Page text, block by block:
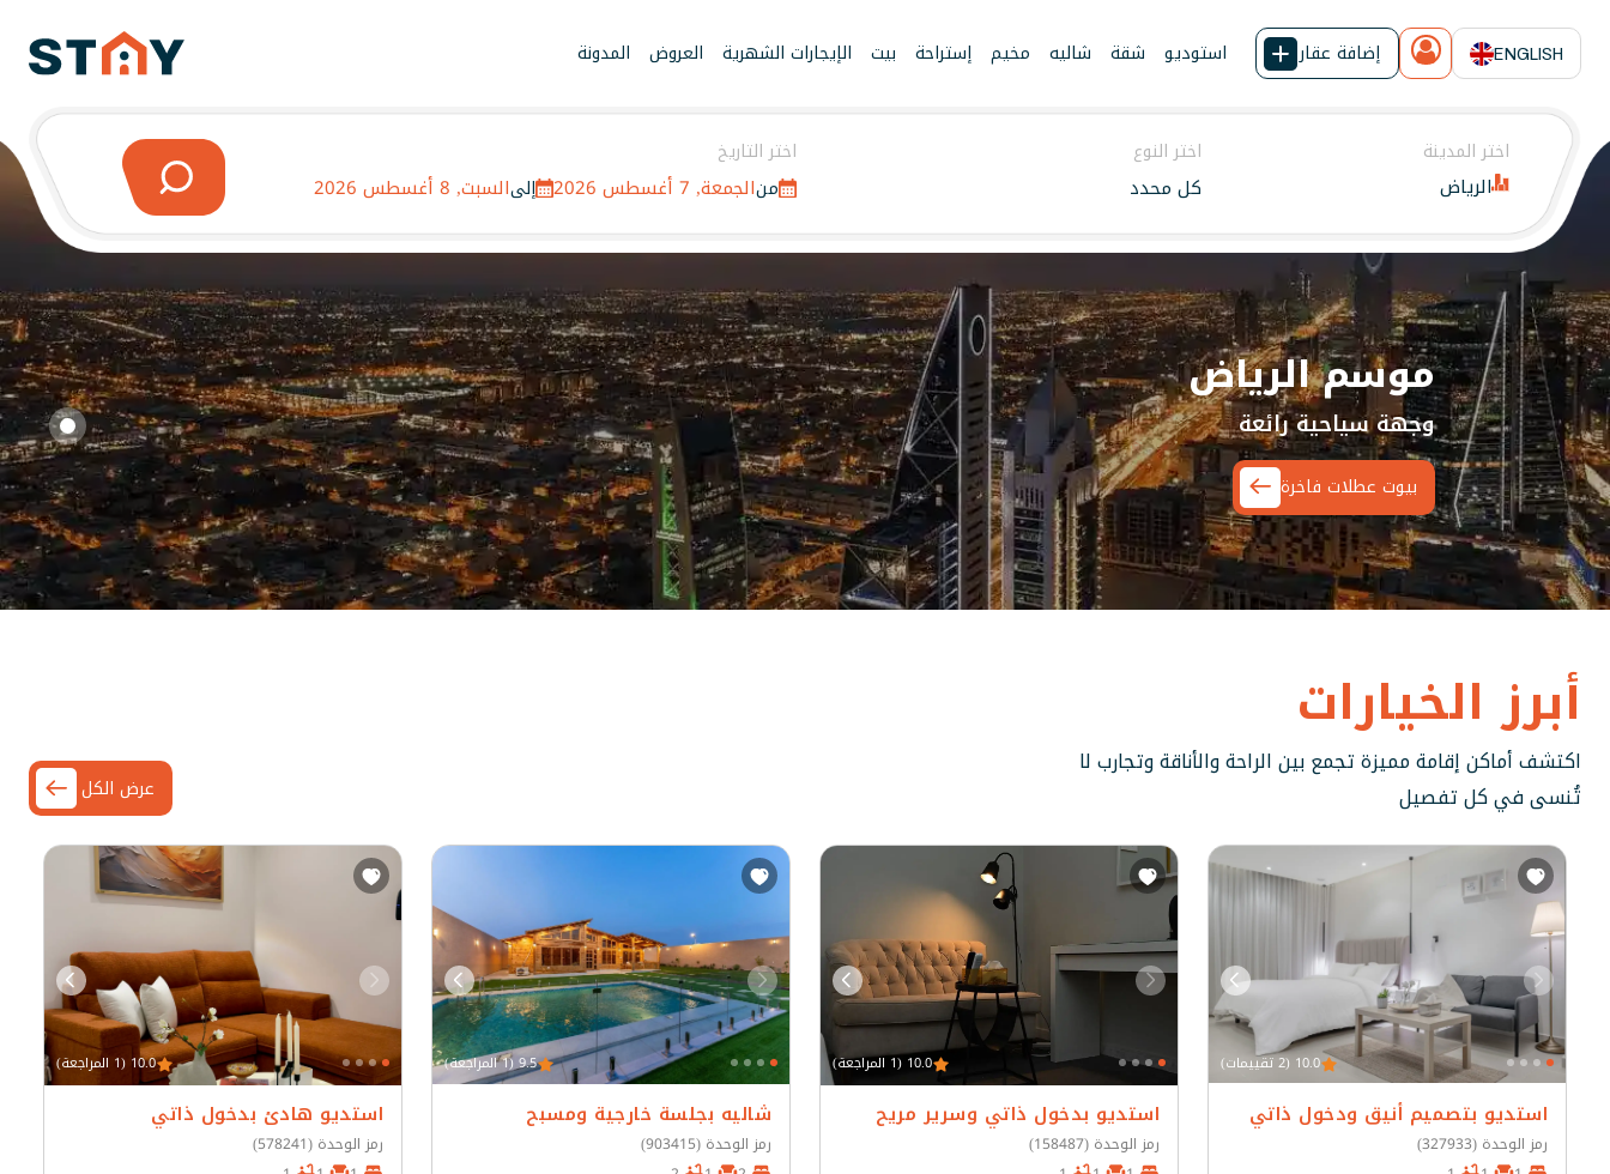
استوديو شقة شاليه مخيم إستراحة بيت الإيجارات الشهرية العروض المدونة إضافة عقار ENGLISH
اختر المدينة
الرياض
اختر النوع
كل محدد
اختر التاريخ
منالجمعة, 7 أغسطس 2026 إلىالسبت, 8 أغسطس 2026
إيجار شاليهات واستراحات وشقق ومزارع في جميع مدن السعودية
موسم الرياض
وجهة سياحية رائعة
بيوت عطلات فاخرة
أبرز الخيارات
اكتشف أماكن إقامة مميزة تجمع بين الراحة والأناقة وتجارب لا
تُنسى في كل تفصيل
عرض الكل
10.0 (2 تقييمات)
استديو بتصميم أنيق ودخول ذاتي
رمز الوحدة (327933)
10.0 (1 المراجعة)
استديو بدخول ذاتي وسرير مريح
رمز الوحدة (158487)
9.5 (1 المراجعة)
شاليه بجلسة خارجية ومسبح
رمز الوحدة (903415)
10.0 (1 المراجعة)
استديو هادئ بدخول ذاتي
رمز الوحدة (578241)